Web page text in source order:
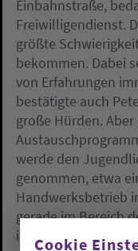
Einbahnstraße,
Freiwilligendienst.
größte
bekommen. Dabei
von Erfahrungen
bestätigte auch
große Hürden.
werde den
genommen, etwa
Handwerksbetrieb
gerade im Bereich
ist Solarenergie für
Cookie